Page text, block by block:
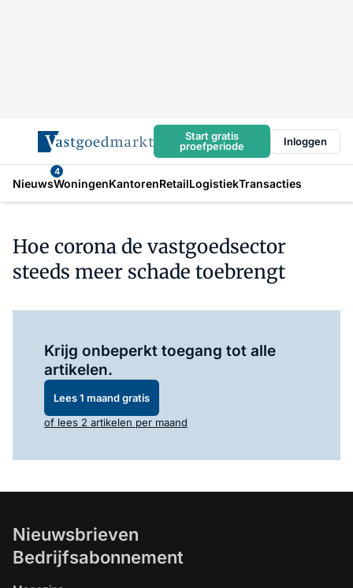
Start gratis
proefperiode
Inloggen
Nieuws
4
WoningenKantorenRetailLogistiekTransacties
Hoe corona de vastgoedsector
steeds meer schade toebrengt
Krijg onbeperkt toegang tot alle
artikelen.
Lees 1 maand gratis
of lees 2 artikelen per maand
Nieuwsbrieven
Bedrijfsabonnement